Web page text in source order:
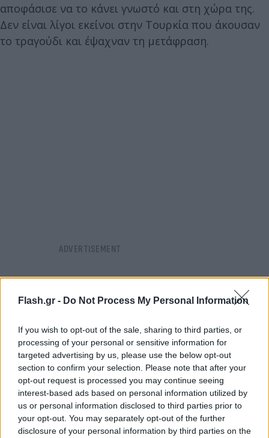
Flash.gr - Do Not Process My Personal Information
If you wish to opt-out of the sale, sharing to third parties, or
processing of your personal or sensitive information for
targeted advertising by us, please use the below opt-out
section to confirm your selection. Please note that after your
opt-out request is processed you may continue seeing
interest-based ads based on personal information utilized by
us or personal information disclosed to third parties prior to
your opt-out. You may separately opt-out of the further
disclosure of your personal information by third parties on the
αποφάσισε να το κάνει γνωστό και στη χώρα της.
Δεν είναι λίγοι εκείνοι στην Τουρκία που άκουσαν
το τραγούδι και έψαχναν τη μετάφραση.